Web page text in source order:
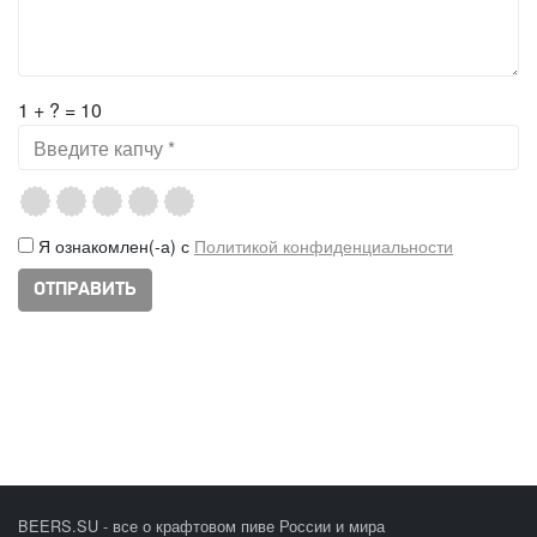
1 + ? = 10
Я ознакомлен(-а) с Политикой конфиденциальности
BEERS.SU - все о крафтовом пиве России и мира